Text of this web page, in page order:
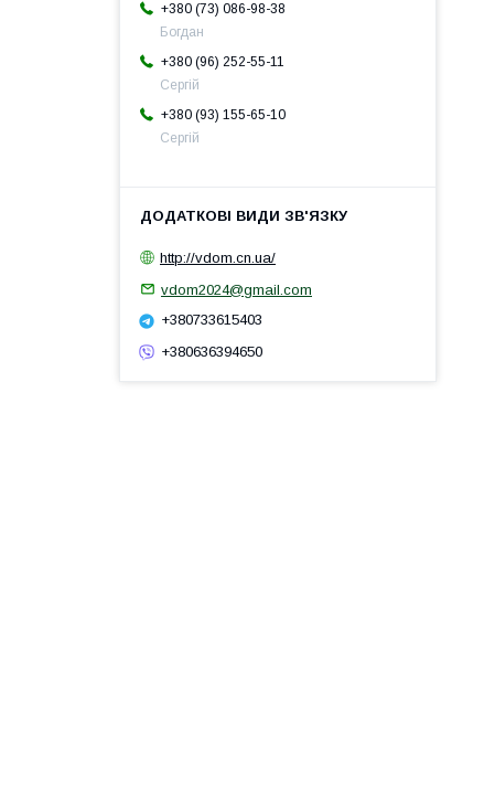
+380 (73) 086-98-38
Богдан
+380 (96) 252-55-11
Сергій
+380 (93) 155-65-10
Сергій
http://vdom.cn.ua/
vdom2024@gmail.com
+380733615403
+380636394650